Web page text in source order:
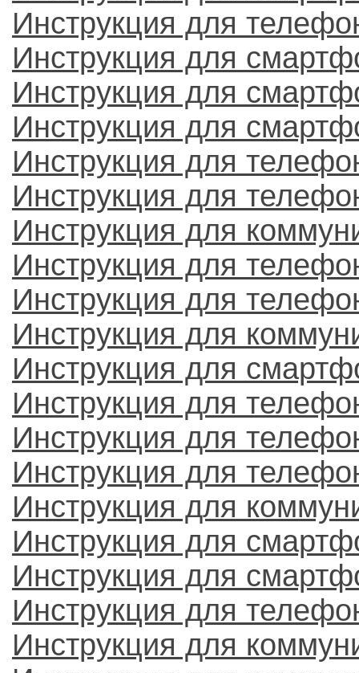
Инструкция для
Инструкция для
Инструкция для
Инструкция для
Инструкция для
Инструкция для
Инструкция для
Инструкция для
Инструкция для
Инструкция для
Инструкция для
Инструкция для
Инструкция для
Инструкция для
Инструкция для
Инструкция для
Инструкция для
Инструкция для
Инструкция для